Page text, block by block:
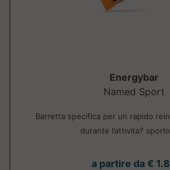
Energybar
Named Sport
Barretta specifica per un rapido
durante l’attivita?
a partire da €